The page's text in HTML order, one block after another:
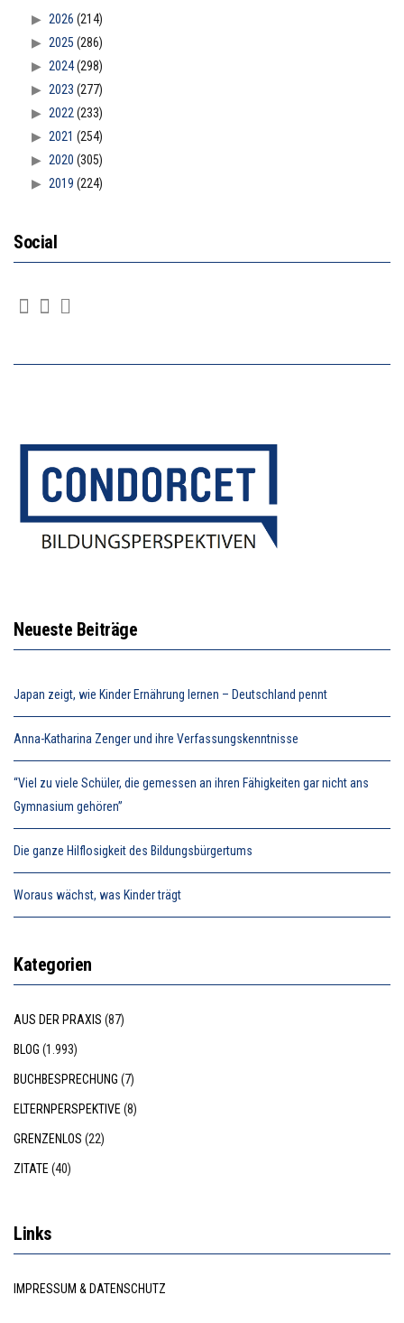
2026 (214)
2025 (286)
2024(298)
2023 (277)
2022(233)
2021 (254)
2020 (305)
2019 (224)
Social
Neueste Beiträge
Japan zeigt, wie Kinder Ernährung lernen – Deutschland pennt
Anna-Katharina Zenger und ihre Verfassungskenntnisse
“Viel zu viele Schüler, die gemessen an ihren Fähigkeiten gar nicht ans
Gymnasium gehören”
Die ganze Hilflosigkeit des Bildungsbürgertums
Woraus wächst, was Kinder trägt
Kategorien
AUS DER PRAXIS (87)
BLOG (1.993)
BUCHBESPRECHUNG (7)
ELTERNPERSPEKTIVE (8)
GRENZENLOS (22)
ZITATE (40)
Links
IMPRESSUM & DATENSCHUTZ